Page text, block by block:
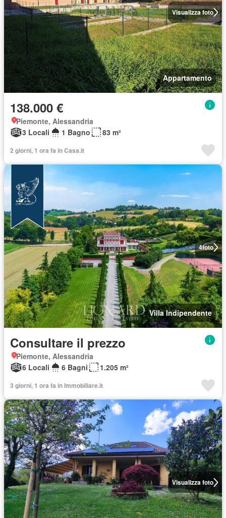
Visualizza foto
Appartamento
138.000 €
Piemonte, Alessandria
3 Locali
1 Bagno 83 m²
2 giorni, 1 ora fa in Casa.it
4foto
Villa Indipendente
Consultare il prezzo
Piemonte, Alessandria
6 Locali
6 Bagni 1.205 m²
3 giorni, 1 ora fa in Immobiliare.it
Visualizza foto